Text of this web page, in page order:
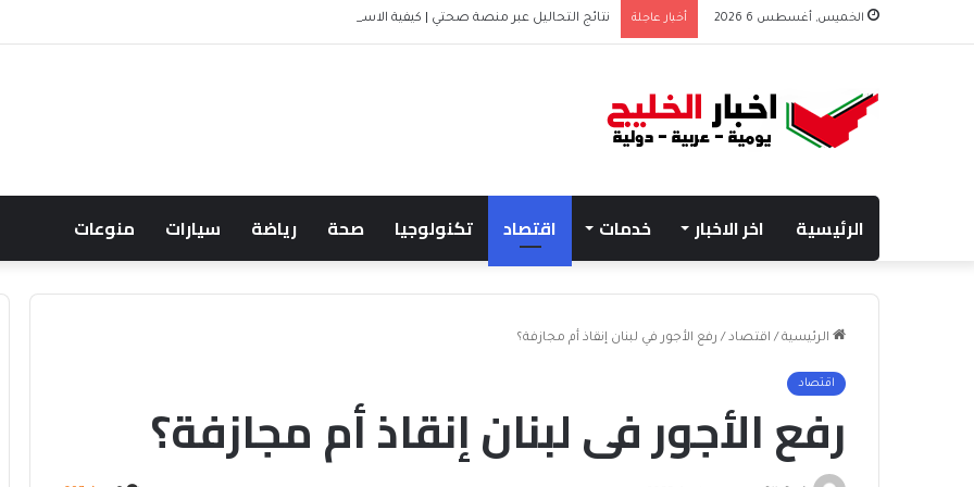
الخميس, أغسطس 6 2026 أخبار عاجلة نتائج التحاليل عبر منصة صحتي | كيفية الاستعلام إلكترونيًا
الرئيسية اخر الاخبار خدمات اقتصاد تكنولوجيا صحة رياضة سيارات منوعات
الرئيسية / اقتصاد / رفع الأجور في لبنان إنقاذ أم مجازفة؟
اقتصاد
رفع الأجور في لبنان إنقاذ أم مجازفة؟